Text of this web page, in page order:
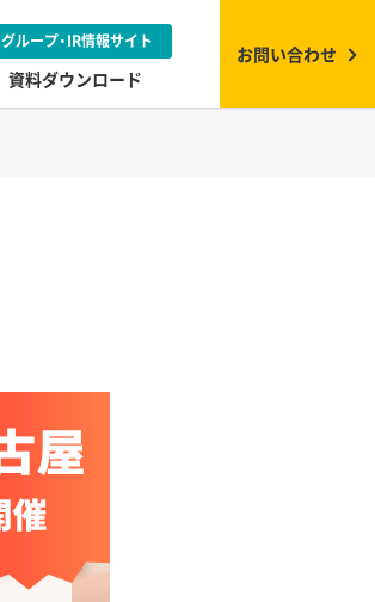
資料ダウンロード
グループ・IR情報サイト
お問い合わせ